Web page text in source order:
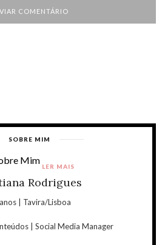
SOBRE MIM
Rodrigues
| Tavira/Lisboa
| Social Media Manager
LER MAIS